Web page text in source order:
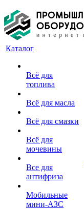
Каталог
Всё для
топлива
Всё для масла
Всё для смазки
Всё для
мочевины
Все для
антифриза
Мобильные
мини-АЗС